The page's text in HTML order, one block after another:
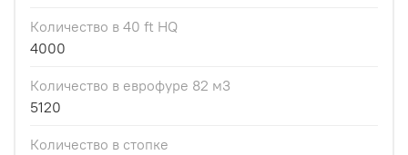
Количество в 40 ft HQ
4000
Количество в еврофуре 82 м3
5120
Количество в стопке